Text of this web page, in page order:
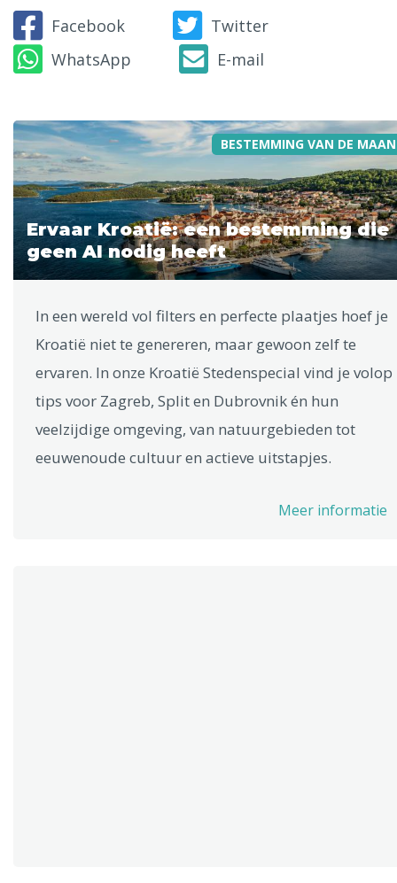
Facebook
Twitter
WhatsApp
E-mail
BESTEMMING VAN DE
Ervaar Kroatië: een bestemming die
geen AI nodig heeft
In een wereld vol filters en perfecte plaatjes hoef je
Kroatië niet te genereren, maar gewoon zelf te
ervaren. In onze Kroatië Stedenspecial vind je volop
tips voor Zagreb, Split en Dubrovnik én hun
veelzijdige omgeving, van natuurgebieden tot
eeuwenoude cultuur en actieve uitstapjes.
Meer informatie